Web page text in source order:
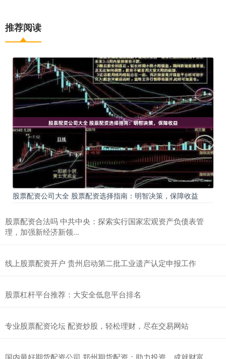
推荐阅读
股票配资公司大全 股票配资选择指南：明智决策，保障收益
股票配资合法吗 中共中央：探索实行国家宏观资产负债表管
理，加强新经济新领...
线上股票配资开户 贵州启动第二批工业遗产认定申报工作
股票杠杆平台推荐：大安全低息平台排名
专业股票配资论坛 配资炒股，轻松理财，尽在交易网站
国内最好期货配资公司 郑州期货配资：助力投资，成就财富